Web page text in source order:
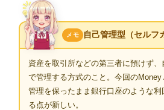
メモ 自己管理型（セルフ
資産を取引所などの第三者に預けず、
で管理する方式のこと。今回の
管理を保ったまま銀行口座のような利
る点が新しい。